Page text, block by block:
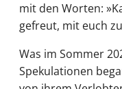
mit den Worten:
gefreut, mit euch
Was im Sommer
Spekulationen